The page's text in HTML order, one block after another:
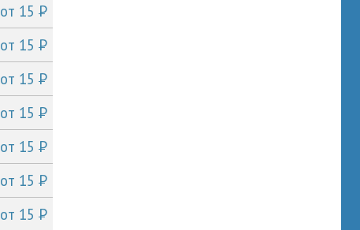
от 15P
от 15P
от 15P
от 15P
от 15P
от 15P
от 15P